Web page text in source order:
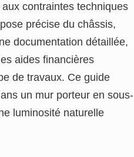
contraintes techniques
précise du châssis,
documentation détaillée,
aides financières
de travaux. Ce guide
un mur porteur en sous-
luminosité naturelle